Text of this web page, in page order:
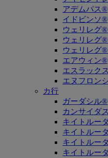
アデムパス®
イドビンソ®
ウェリレグ®
ウェリレグ®
ウェリレグ®
エアウィン®
エスラック
エヌフロン
カ行
ガーダシル®
カンサイダ
キイトルー
キイトルー
キイトルー
キイトルー